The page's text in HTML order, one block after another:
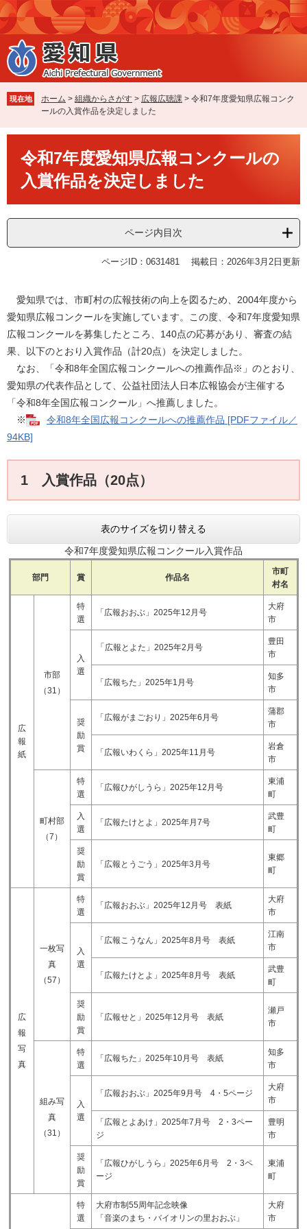
ペ
ー
ジ
の
先
で
す
メ
ニ
ュ
ー
を
ば
し
本
現在地 ホーム > 組織からさがす > 広報広聴課 > 令和7年度愛知県広報コンク
ールの入賞作品を決定しました
令和7年度愛知県広報コンクールの
入賞作品を決定しました
ページ内目次
ページID：0631481 掲載日：2026年3月2日更新
愛知県では、市町村の広報技術の向上を図るため、2004年度から
愛知県広報コンクールを実施しています。この度、令和7年度愛知県
広報コンクールを募集したところ、140点の応募があり、審査の結
果、以下のとおり入賞作品（計20点）を決定しました。
なお、「令和8年全国広報コンクールへの推薦作品※」のとおり、
愛知県の代表作品として、公益社団法人日本広報協会が主催する
「令和8年全国広報コンクール」へ推薦しました。
※
令和8年全国広報コンクールへの推薦作品 [PDFファイル／
94KB]
1 入賞作品（20点）
表のサイズを切り替える
令和7年度愛知県広報コンクール入賞作品
部門 賞 作品名
市町
村名
広
報
紙
市部
（31）
特
選
「広報おおぶ」2025年12月号
大府
市
入
選
「 広報とよた」2025年2月号​
豊田
市
「広報ちた」2025年1月号​
知多
市
奨
励
賞
「広報がまごおり」2025年6月号​
蒲郡
市
「広報いわくら」2025年11月号​
岩倉
市
町村部
（7）
特
選
「広報ひがしうら」2025年12月号​
東浦
町
入
選
「広報たけとよ」2025年月7号​
武豊
町
奨
励
賞
「広報とうごう」2025年3月号
東郷
町
広
報
写
真
一枚写
真
（57）
特
選
「広報おおぶ」2025年12月号 表紙​
大府
市
入
選
「広報こうなん」2025年8月号 表紙​
江南
市
「広報たけとよ」2025年8月号 表紙​
武豊
町
奨
励
賞
「広報せと」2025年12月号 表紙​
瀬戸
市
組み写
真
（31）
特
選
「広報ちた」2025年10月号 表紙​
知多
市
入
選
「広報おおぶ」2025年9月号 4・5ページ​
大府
市
「広報とよあけ」2025年7月号 2・3ペー
ジ​
豊明
市
奨
励
賞
「広報ひがしうら」2025年6月号 2・3ペ
ージ​
東浦
町
特
選
大府市制55周年記念映像
「音楽のまち・バイオリンの里おおぶ」
大府
市